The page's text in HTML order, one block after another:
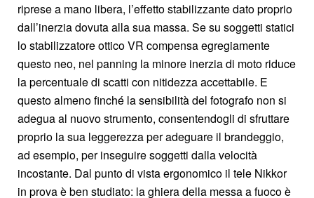
riprese a mano libera, l’effetto stabilizzante dato proprio
dall’inerzia dovuta alla sua massa. Se su soggetti statici
lo stabilizzatore ottico VR compensa egregiamente
questo neo, nel panning la minore inerzia di moto riduce
la percentuale di scatti con nitidezza accettabile. E
questo almeno finché la sensibilità del fotografo non si
adegua al nuovo strumento, consentendogli di sfruttare
proprio la sua leggerezza per adeguare il brandeggio,
ad esempio, per inseguire soggetti dalla velocità
incostante. Dal punto di vista ergonomico il tele Nikkor
in prova è ben studiato: la ghiera della messa a fuoco è